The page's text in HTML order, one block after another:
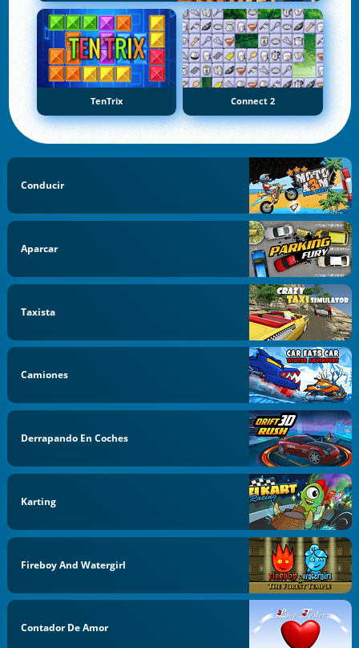
TenTrix Connect 2
Conducir
Aparcar
Taxista
Camiones
Derrapando En Coches
Karting
Fireboy And Watergirl
Contador De Amor